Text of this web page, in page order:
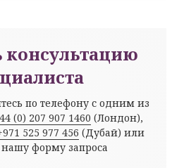
консультацию
по телефону с одним из
(0) 207 907 1460 (Лондон),
525 977 456 (Дубай) или
форму запроса